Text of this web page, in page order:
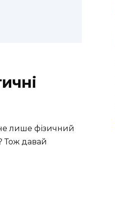
лише фізичний
Тож давай